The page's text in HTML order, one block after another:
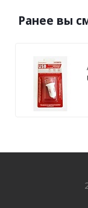
Ранее вы